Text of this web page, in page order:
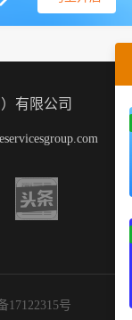
有限公司
17122315号